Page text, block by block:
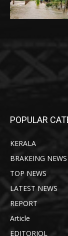
POPULAR
KERALA
BRAKEING NEWS
TOP NEWS
LATEST NEWS
REPORT
Article
EDITORIOL